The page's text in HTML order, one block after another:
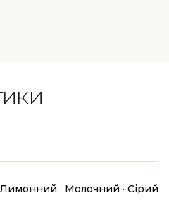
Лимонний · Молочний · Сірий